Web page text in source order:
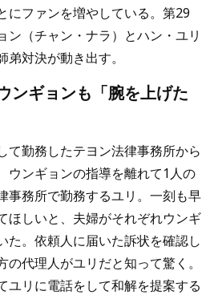
にファンを増やしている。第29
ン（チャン・ナラ）とハン・ユリ
弟対決が動き出す。
ンギョンも「腕を上げた
て勤務したテヨン法律事務所から
ウンギョンの指導を離れて1人の
事務所で勤務するユリ。一刻も早
ほしいと、夫婦がそれぞれウンギ
た。依頼人に届いた訴状を確認し
代理人がユリだと知って驚く。
ユリに電話をして和解を提案する